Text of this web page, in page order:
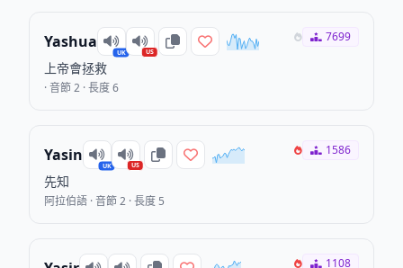
Yashua
UK US
上帝會拯救
· 音節 2 · 長度 6
7699
Yasin
UK US
先知
阿拉伯語 · 音節 2 · 長度 5
1586
1108